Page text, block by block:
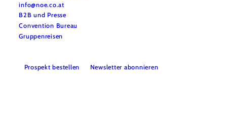
info@noe.co.at
B2B und Presse
Convention Bureau
Gruppenreisen
Prospekt bestellen Newsletter abonnieren